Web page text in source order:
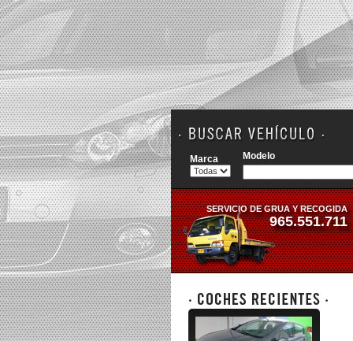
Marca Modelo
SERVICIO DE GRUA Y RECOGIDA
965.551.711